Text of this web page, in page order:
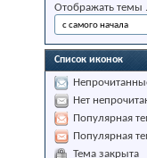
Отображать темы
Список иконок
Нет
Популярная
Популярная
Тема закрыта